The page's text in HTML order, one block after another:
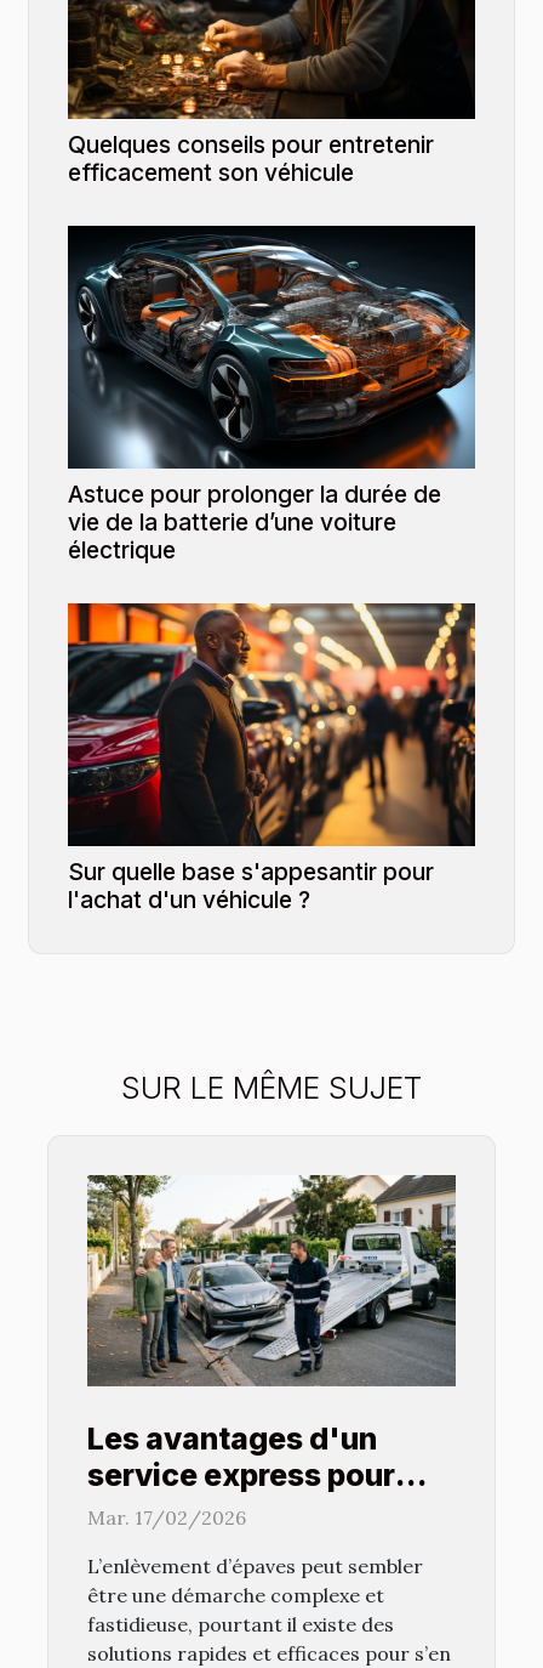
Quelques conseils pour entretenir
efficacement son véhicule
Astuce pour prolonger la durée de
vie de la batterie d’une voiture
électrique
Sur quelle base s'appesantir pour
l'achat d'un véhicule ?
SUR LE MÊME SUJET
Les avantages d'un
service express pour
l'enlèvement d'épaves
Mar. 17/02/2026
L’enlèvement d’épaves peut sembler
être une démarche complexe et
fastidieuse, pourtant il existe des
solutions rapides et efficaces pour s’en